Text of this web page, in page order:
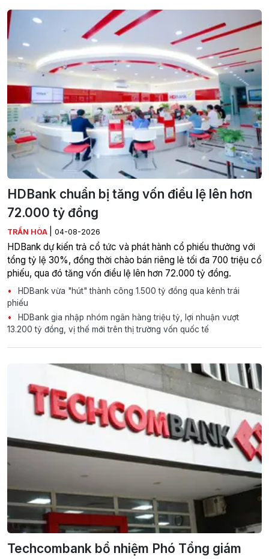
HDBank chuẩn bị tăng vốn điều lệ lên hơn
72.000 tỷ đồng
TRẦN HÒA 04-08-2026
HDBank dự kiến trả cổ tức và phát hành cổ phiếu thưởng với
tổng tỷ lệ 30%, đồng thời chào bán riêng lẻ tối đa 700 triệu cổ
phiếu, qua đó tăng vốn điều lệ lên hơn 72.000 tỷ đồng.
HDBank vừa "hút" thành công 1.500 tỷ đồng qua kênh trái
phiếu
HDBank gia nhập nhóm ngân hàng triệu tỷ, lợi nhuận vượt
13.200 tỷ đồng, vị thế mới trên thị trường vốn quốc tế
Techcombank bổ nhiệm Phó Tổng giám